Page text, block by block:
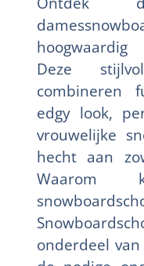
Deze
combineren
edgy look,
vrouwelijke
hecht aan
Waarom
onderdeel